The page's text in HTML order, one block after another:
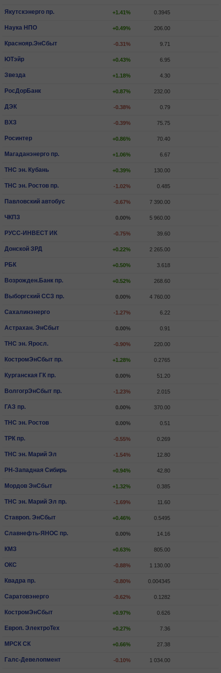
Якутскэнерго пр. +1.41% 0.3945
Наука НПО +0.49% 206.00
Краснояр.ЭнСбыт -0.31% 9.71
ЮТэйр +0.43% 6.95
Звезда +1.18% 4.30
РосДорБанк +0.87% 232.00
ДЭК -0.38% 0.79
ВХЗ -0.39% 75.75
Росинтер +0.86% 70.40
Магаданэнерго пр. +1.06% 6.67
ТНС эн. Кубань +0.39% 130.00
ТНС эн. Ростов пр. -1.02% 0.485
Павловский автобус -0.67% 7 390.00
ЧКПЗ 0.00% 5 960.00
РУСС-ИНВЕСТ ИК -0.75% 39.60
Донской ЗРД +0.22% 2 265.00
РБК +0.50% 3.618
Возрожден.Банк пр. +0.52% 268.60
Выборгский ССЗ пр. 0.00% 4 760.00
Сахалинэнерго -1.27% 6.22
Астрахан. ЭнСбыт 0.00% 0.91
ТНС эн. Яросл. -0.90% 220.00
КостромЭнСбыт пр. +1.28% 0.2765
Курганская ГК пр. 0.00% 51.20
ВолгогрЭнСбыт пр. -1.23% 2.015
ГАЗ пр. 0.00% 370.00
ТНС эн. Ростов 0.00% 0.51
ТРК пр. -0.55% 0.269
ТНС эн. Марий Эл -1.54% 12.80
РН-Западная Сибирь +0.94% 42.80
Мордов ЭнСбыт +1.32% 0.385
ТНС эн. Марий Эл пр. -1.69% 11.60
Ставроп. ЭнСбыт +0.46% 0.5495
Славнефть-ЯНОС пр. 0.00% 14.16
КМЗ +0.63% 805.00
ОКС -0.88% 1 130.00
Квадра пр. -0.80% 0.004345
Саратовэнерго -0.62% 0.1282
КостромЭнСбыт +0.97% 0.626
Европ. ЭлектроТех +0.27% 7.36
МРСК СК +0.66% 27.38
Галс-Девелопмент -0.10% 1 034.00